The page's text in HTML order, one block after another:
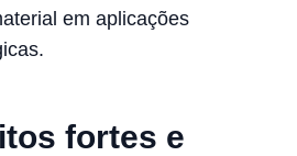
em aplicações
fortes e